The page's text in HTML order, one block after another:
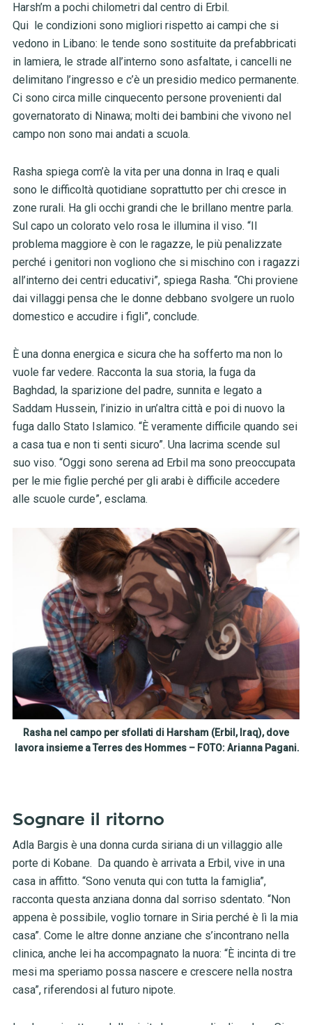
Harsh’m a pochi chilometri dal centro di Erbil.
Qui le condizioni sono migliori rispetto ai campi che si
vedono in Libano: le tende sono sostituite da prefabbricati
in lamiera, le strade all’interno sono asfaltate, i cancelli ne
delimitano l’ingresso e c’è un presidio medico permanente.
Ci sono circa mille cinquecento persone provenienti dal
governatorato di Ninawa; molti dei bambini che vivono nel
campo non sono mai andati a scuola.
Rasha spiega com’è la vita per una donna in Iraq e quali
sono le difficoltà quotidiane soprattutto per chi cresce in
zone rurali. Ha gli occhi grandi che le brillano mentre parla.
Sul capo un colorato velo rosa le illumina il viso. “Il
problema maggiore è con le ragazze, le più penalizzate
perché i genitori non vogliono che si mischino con i ragazzi
all’interno dei centri educativi”, spiega Rasha. “Chi proviene
dai villaggi pensa che le donne debbano svolgere un ruolo
domestico e accudire i figli”, conclude.
È una donna energica e sicura che ha sofferto ma non lo
vuole far vedere. Racconta la sua storia, la fuga da
Baghdad, la sparizione del padre, sunnita e legato a
Saddam Hussein, l’inizio in un’altra città e poi di nuovo la
fuga dallo Stato Islamico. “È veramente difficile quando sei
a casa tua e non ti senti sicuro”. Una lacrima scende sul
suo viso. “Oggi sono serena ad Erbil ma sono preoccupata
per le mie figlie perché per gli arabi è difficile accedere
alle scuole curde”, esclama.
Rasha nel campo per sfollati di Harsham (Erbil, Iraq), dove
lavora insieme a Terres des Hommes – FOTO: Arianna Pagani.
Sognare il ritorno
Adla Bargis è una donna curda siriana di un villaggio alle
porte di Kobane. Da quando è arrivata a Erbil, vive in una
casa in affitto. “Sono venuta qui con tutta la famiglia”,
racconta questa anziana donna dal sorriso sdentato. “Non
appena è possibile, voglio tornare in Siria perché è lì la mia
casa”. Come le altre donne anziane che s’incontrano nella
clinica, anche lei ha accompagnato la nuora: “Èincinta di tre
mesi ma speriamo possa nascere e crescere nella nostra
casa”, riferendosi al futuro nipote.